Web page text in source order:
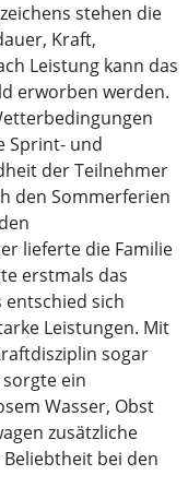
stehen die
Kraft,
Leistung kann das
erworben werden.
Sprint- und
der Teilnehmer
den Sommerferien
lieferte die Familie
erstmals das
entschied sich
Leistungen. Mit
sogar
ein
Wasser, Obst
zusätzliche
bei den